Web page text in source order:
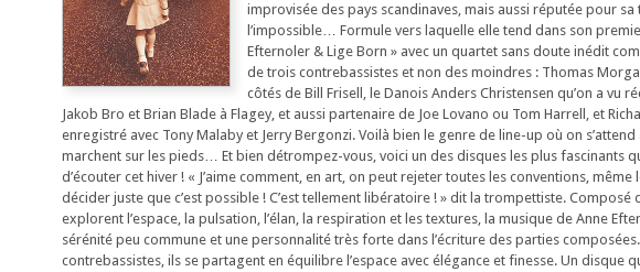
improvisée des pays scandinaves, mais aussi réputée pour
l’impossible… Formule vers laquelle elle tend dans son
Efternoler & Lige Born » avec un quartet sans doute inédit
de trois contrebassistes et non des moindres : Thomas
côtés de Bill Frisell, le Danois Anders Christensen qu’on a vu
Jakob Bro et Brian Blade à Flagey, et aussi partenaire de Joe Lovano ou Tom Harrell, et
enregistré avec Tony Malaby et Jerry Bergonzi. Voilà bien le genre de line-up où on
marchent sur les pieds… Et bien détrompez-vous, voici un des disques les plus fascinants
d’écouter cet hiver ! « J’aime comment, en art, on peut rejeter toutes les conventions, même
décider juste que c’est possible ! C’est tellement libératoire ! » dit la trompettiste. Composé
explorent l’espace, la pulsation, l’élan, la respiration et les textures, la musique de Anne
sérénité peu commune et une personnalité très forte dans l’écriture des parties
contrebassistes, ils se partagent en équilibre l’espace avec élégance et finesse. Un disque